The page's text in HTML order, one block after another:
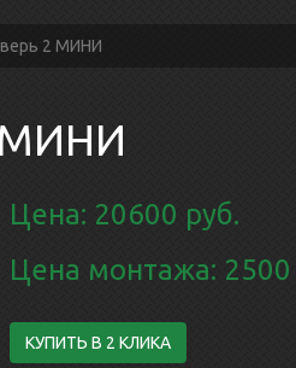
2 МИНИ
МИНИ
Цена: 20600 руб.
Цена монтажа: 2500
КУПИТЬ В 2 КЛИКА